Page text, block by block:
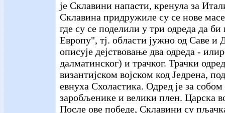
је Склавини напасти, кренула за
Склавина придружиле су се нове
где су се поделили у три одреда да
Европу", тј. области јужно од Саве и
описује дејствовање два одреда -
далматинског) и трачког. Трачки
византијском војском код Једрена,
евнуха Схоластика. Одред је за
заробљенике и велики плен. Царска
После ове победе, Склавини су